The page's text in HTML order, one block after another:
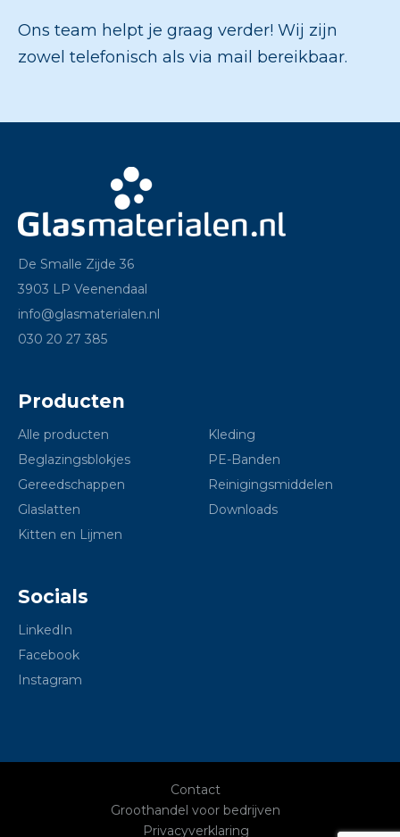
Ons team helpt je graag verder! Wij zijn
zowel telefonisch als via mail bereikbaar.
De Smalle Zijde 36
3903 LP Veenendaal
info@glasmaterialen.nl
030 20 27 385
Producten
Alle producten
Beglazingsblokjes
Gereedschappen
Glaslatten
Kitten en Lijmen
Kleding
PE-Banden
Reinigingsmiddelen
Downloads
Socials
LinkedIn
Facebook
Instagram
Contact
Groothandel voor bedrijven
Privacyverklaring